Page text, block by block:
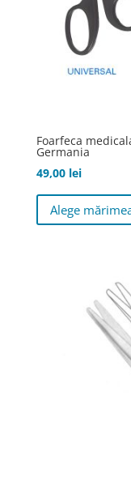
Foarfeca
Germania
49,00 lei
Alege